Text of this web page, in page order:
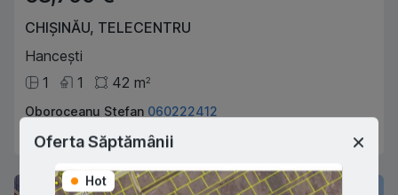
CHIȘINĂU, TELECENTRU
Hancești
1
1 42 m2
Oboroceanu Stefan 060222412
Agent imobiliar
Oferta Săptămânii
Hot Hot